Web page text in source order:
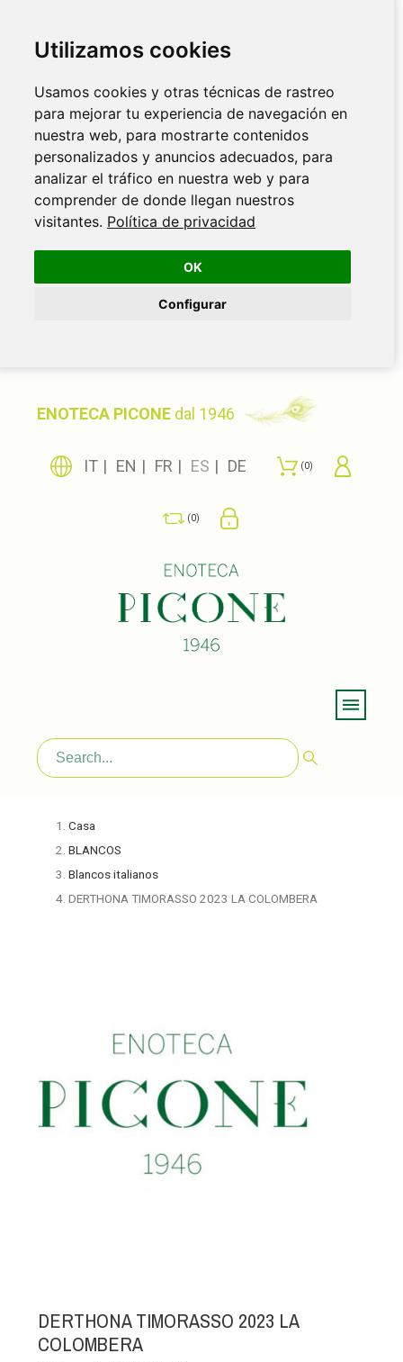
Utilizamos cookies
Usamos cookies y otras técnicas de rastreo
para mejorar tu experiencia de navegación en
nuestra web, para mostrarte contenidos
personalizados y anuncios adecuados, para
analizar el tráfico en nuestra web y para
comprender de donde llegan nuestros
visitantes. Política de privacidad
OK
Configurar
ENOTECA PICONE dal 1946
IT EN FR ES DE 0
0
Casa
BLANCOS
Blancos italianos
DERTHONA TIMORASSO 2023 LA COLOMBERA
DERTHONA TIMORASSO 2023 LA
COLOMBERA